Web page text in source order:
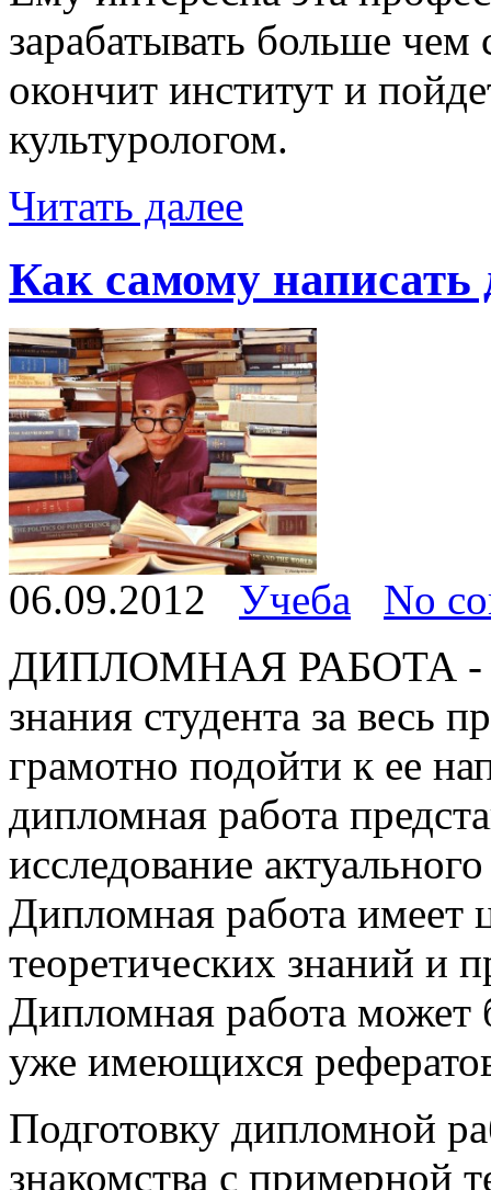
зарабатывать больше чем
окончит институт и
культурологом.
Читать далее
Как самому
06.09.2012 Учеба
No
ДИПЛОМНАЯ РАБОТА -
знания студента за весь
грамотно подойти к ее
дипломная работа
исследование
Дипломная работа имеет
теоретических знаний и
Дипломная работа может
уже имеющихся
Подготовку дипломной
знакомства с примерной